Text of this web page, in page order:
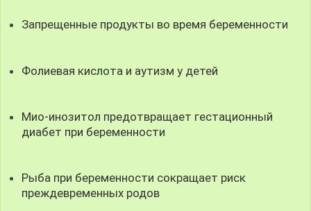
Запрещенные продукты во время беременности
Фолиевая кислота и аутизм у детей
Мио-инозитол предотвращает гестационный
диабет при беременности
Рыба при беременности сокращает риск
преждевременных родов